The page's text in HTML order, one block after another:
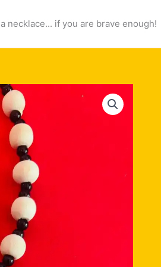
necklace... if you are brave enough!